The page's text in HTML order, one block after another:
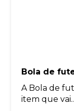
Bola de
A Bola de
item que